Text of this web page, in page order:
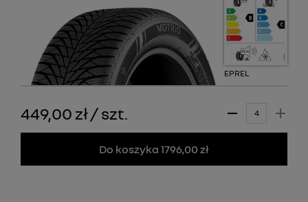
EPREL
449,00 zł/szt.
Do koszyka 1796,00 zł